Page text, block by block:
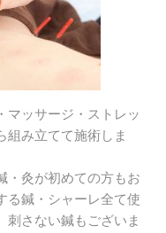
ッサージ・ストレッ
組み立てて施術しま
灸が初めての方もお
る鍼・シャーレ全て使
刺さない鍼もございま